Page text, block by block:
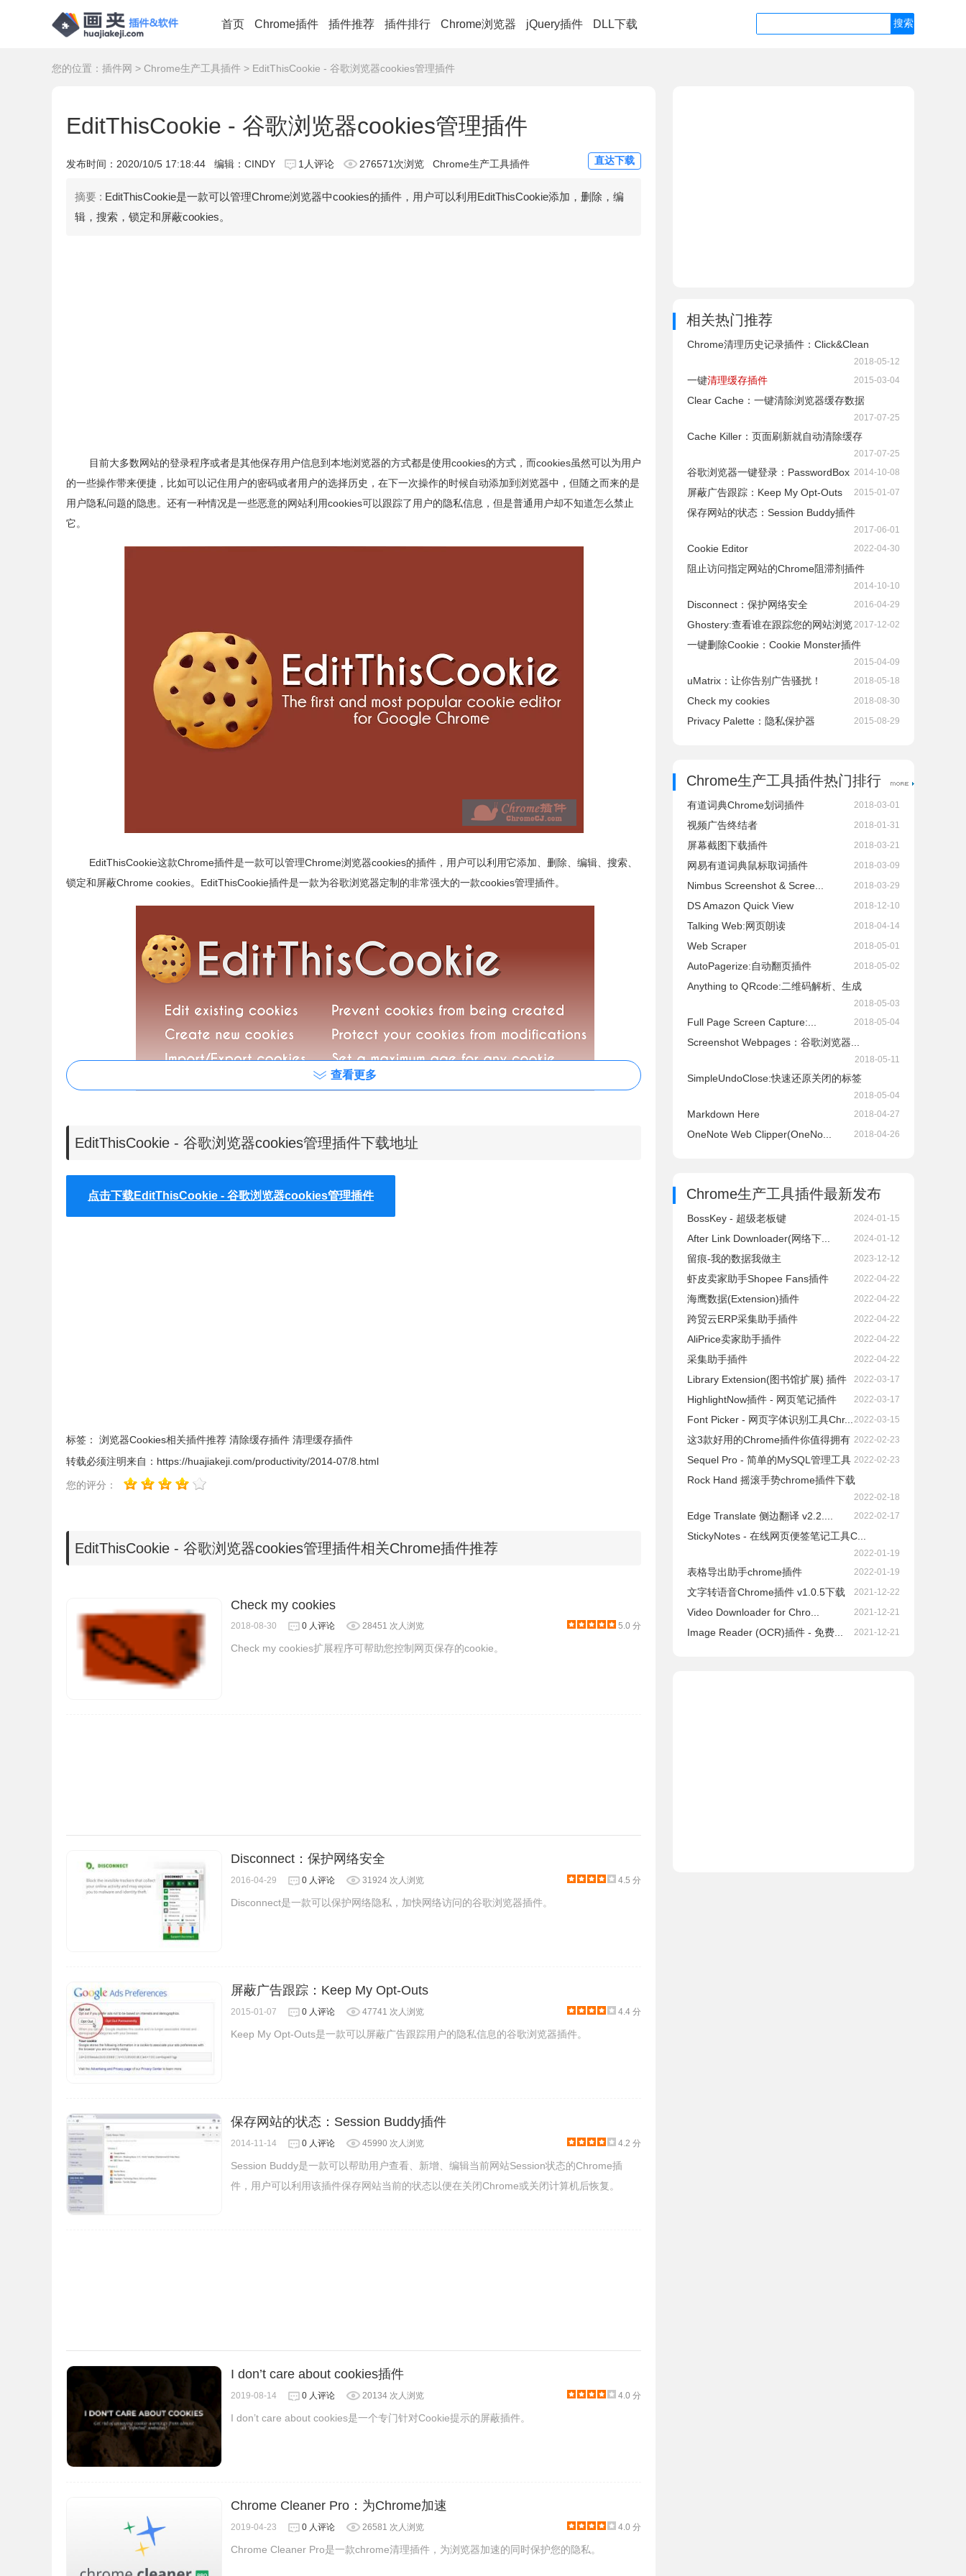
首页 Chrome插件 插件推荐 插件排行 Chrome浏览器 jQuery插件 DLL下载
您的位置： 插件网 > Chrome生产工具插件 > EditThisCookie - 谷歌浏览器cookies管理插件
EditThisCookie - 谷歌浏览器cookies管理插件
发布时间： 2020/10/5 17:18:44 编辑：CINDY 1人评论 276571次浏览 Chrome生产工具插件 直达下载
摘要 : EditThisCookie是一款可以管理Chrome浏览器中cookies的插件，用户可以利用EditThisCookie添加，删除，编
辑，搜索，锁定和屏蔽cookies。
目前大多数网站的登录程序或者是其他保存用户信息到本地浏览器的方式都是使用cookies的方式，而cookies虽然可以为用户
的一些操作带来便捷，比如可以记住用户的密码或者用户的选择历史，在下一次操作的时候自动添加到浏览器中，但随之而来的是
用户隐私问题的隐患。还有一种情况是一些恶意的网站利用cookies可以跟踪了用户的隐私信息，但是普通用户却不知道怎么禁止
它。
EditThisCookie这款Chrome插件是一款可以管理Chrome浏览器cookies的插件，用户可以利用它添加、删除、编辑、搜索、
锁定和屏蔽Chrome cookies。 EditThisCookie插件是一款为谷歌浏览器定制的非常强大的一款cookies管理插件。
EditThisCookie 插件以后，可以在打开任何网站的时候通过浏览器右上角的
启动它，在启动以后可以看到当前网站的cookies列表，在任何一项cookies选中以后都可以任意地编辑和删除它的信息，也可以选
择在该网站添加一个新的cookies来保存用户的操作。
取用户的信息。
查看更多
EditThisCookie - 谷歌浏览器cookies管理插件下载地址
点击下载EditThisCookie - 谷歌浏览器cookies管理插件
标签： 浏览器Cookies相关插件推荐 清除缓存插件 清理缓存插件
转载必须注明来自： https://huajiakeji.com/productivity/2014-07/8.html
您的评分：
EditThisCookie - 谷歌浏览器cookies管理插件相关Chrome插件推荐
Check my cookies
2018-08-30 0 人评论 28451 次人浏览 5.0 分
Check my cookies扩展程序可帮助您控制网页保存的cookie。
Disconnect：保护网络安全
2016-04-29 0 人评论 31924 次人浏览 4.5 分
Disconnect是一款可以保护网络隐私，加快网络访问的谷歌浏览器插件。
屏蔽广告跟踪：Keep My Opt-Outs
2015-01-07 0 人评论 47741 次人浏览 4.4 分
Keep My Opt-Outs是一款可以屏蔽广告跟踪用户的隐私信息的谷歌浏览器插件。
保存网站的状态：Session Buddy插件
2014-11-14 0 人评论 45990 次人浏览 4.2 分
Session Buddy是一款可以帮助用户查看、新增、编辑当前网站Session状态的Chrome插
件，用户可以利用该插件保存网站当前的状态以便在关闭Chrome或关闭计算机后恢复。
I don’t care about cookies插件
2019-08-14 0 人评论 20134 次人浏览 4.0 分
I don’t care about cookies是一个专门针对Cookie提示的屏蔽插件。
Chrome Cleaner Pro：为Chrome加速
2019-04-23 0 人评论 26581 次人浏览 4.0 分
Chrome Cleaner Pro是一款chrome清理插件，为浏览器加速的同时保护您的隐私。
相关热门推荐
Chrome清理历史记录插件：Click&Clean
2018-05-12
一键清理缓存插件 2015-03-04
Clear Cache：一键清除浏览器缓存数据
2017-07-25
Cache Killer：页面刷新就自动清除缓存
2017-07-25
谷歌浏览器一键登录：PasswordBox 2014-10-08
屏蔽广告跟踪：Keep My Opt-Outs 2015-01-07
保存网站的状态：Session Buddy插件
2017-06-01
Cookie Editor 2022-04-30
阻止访问指定网站的Chrome阻滞剂插件
2014-10-10
Disconnect：保护网络安全 2016-04-29
Ghostery:查看谁在跟踪您的网站浏览2017-12-02
一键删除Cookie：Cookie Monster插件
2015-04-09
uMatrix：让你告别广告骚扰！ 2018-05-18
Check my cookies 2018-08-30
Privacy Palette：隐私保护器 2015-08-29
Chrome生产工具插件热门排行
有道词典Chrome划词插件 2018-03-01
视频广告终结者 2018-01-31
屏幕截图下载插件 2018-03-21
网易有道词典鼠标取词插件 2018-03-09
Nimbus Screenshot & Scree... 2018-03-29
DS Amazon Quick View 2018-12-10
Talking Web:网页朗读 2018-04-14
Web Scraper 2018-05-01
AutoPagerize:自动翻页插件 2018-05-02
Anything to QRcode:二维码解析、生成
2018-05-03
Full Page Screen Capture:... 2018-05-04
Screenshot Webpages：谷歌浏览器...
2018-05-11
SimpleUndoClose:快速还原关闭的标签
2018-05-04
Markdown Here 2018-04-27
OneNote Web Clipper(OneNo... 2018-04-26
Chrome生产工具插件最新发布
BossKey - 超级老板键 2024-01-15
After Link Downloader(网络下... 2024-01-12
留痕-我的数据我做主 2023-12-12
虾皮卖家助手Shopee Fans插件 2022-04-22
海鹰数据(Extension)插件 2022-04-22
跨贸云ERP采集助手插件 2022-04-22
AliPrice卖家助手插件 2022-04-22
采集助手插件 2022-04-22
Library Extension(图书馆扩展) 插件 2022-03-17
HighlightNow插件 - 网页笔记插件 2022-03-17
Font Picker - 网页字体识别工具Chr... 2022-03-15
这3款好用的Chrome插件你值得拥有 2022-02-23
Sequel Pro - 简单的MySQL管理工具 2022-02-23
Rock Hand 摇滚手势chrome插件下载
2022-02-18
Edge Translate 侧边翻译 v2.2.... 2022-02-17
StickyNotes - 在线网页便签笔记工具C...
2022-01-19
表格导出助手chrome插件 2022-01-19
文字转语音Chrome插件 v1.0.5下载 2021-12-22
Video Downloader for Chro... 2021-12-21
Image Reader (OCR)插件 - 免费... 2021-12-21